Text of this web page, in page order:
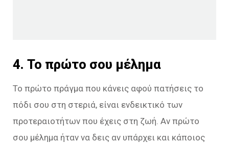
4. Το πρώτο σου μέλημα
Το πρώτο πράγμα που κάνεις αφού πατήσεις το
πόδι σου στη στεριά, είναι ενδεικτικό των
προτεραιοτήτων που έχεις στη ζωή. Αν πρώτο
σου μέλημα ήταν να δεις αν υπάρχει και κάποιος